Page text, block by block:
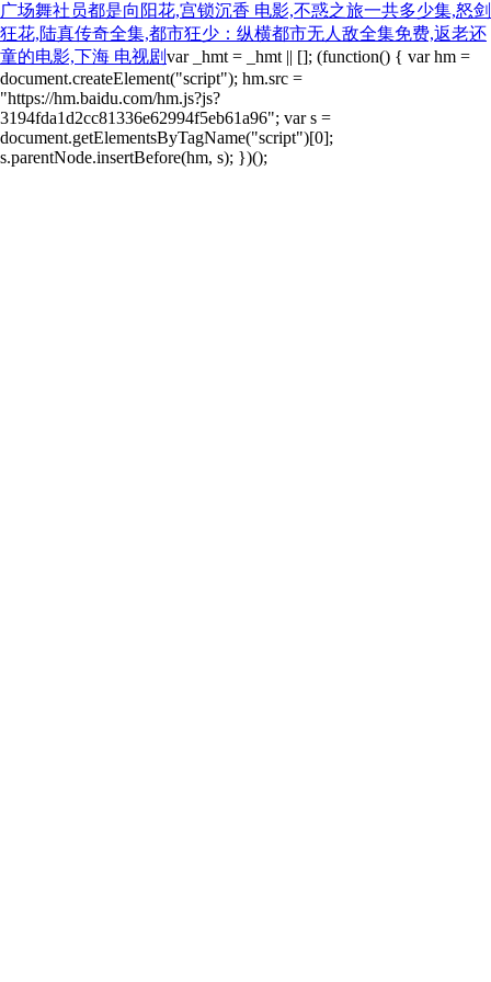
广场舞社员都是向阳花,宫锁沉香 电影,不惑之旅一共多少集,怒剑
狂花,陆真传奇全集,都市狂少：纵横都市无人敌全集免费,返老还
童的电影,下海 电视剧var _hmt = _hmt || []; (function() { var hm =
document.createElement("script"); hm.src =
"https://hm.baidu.com/hm.js?js?
3194fda1d2cc81336e62994f5eb61a96"; var s =
document.getElementsByTagName("script")[0];
s.parentNode.insertBefore(hm, s); })();